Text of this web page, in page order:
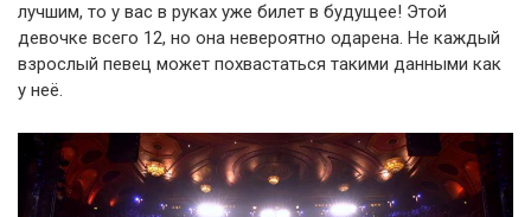
лучшим, то у вас в руках уже билет в будущее! Этой
девочке всего 12, но она невероятно одарена. Не каждый
взрослый певец может похвастаться такими данными как
у неё.